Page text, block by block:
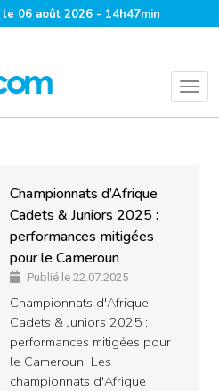
06 août 2026 - 14h47min
Championnats d’Afrique
Cadets & Juniors 2025 :
performances mitigées
pour le Cameroun
Publié le 22.07.2025
Championnats d'Afrique
Cadets & Juniors 2025 :
performances mitigées pour
le Cameroun Les
championnats d'Afrique